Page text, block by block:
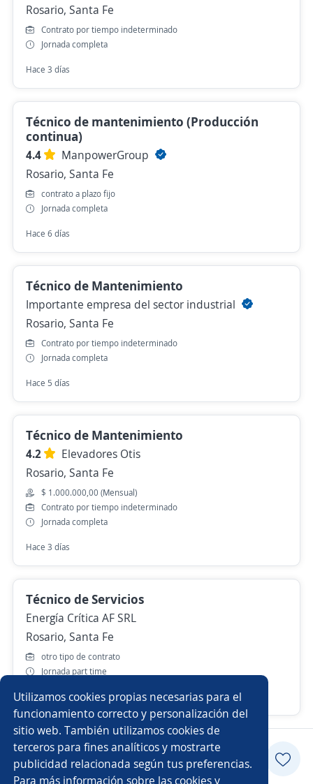
Utilizamos cookies propias necesarias para el
funcionamiento correcto y personalización del
sitio web. También utilizamos cookies de
terceros para fines analíticos y mostrarte
publicidad relacionada según tus preferencias.
Para más información sobre las cookies y
Rosario, Santa Fe
Contrato por tiempo indeterminado
Jornada completa
Hace 3 días
Técnico de mantenimiento (Producción
continua)
4.4
ManpowerGroup
Rosario, Santa Fe
contrato a plazo fijo
Jornada completa
Hace 6 días
Técnico de Mantenimiento
Importante empresa del sector industrial
Rosario, Santa Fe
Contrato por tiempo indeterminado
Jornada completa
Hace 5 días
Técnico de Mantenimiento
4.2
Elevadores Otis
Rosario, Santa Fe
$ 1.000.000,00 (Mensual)
Contrato por tiempo indeterminado
Jornada completa
Hace 3 días
Técnico de Servicios
Energía Crítica AF SRL
Rosario, Santa Fe
otro tipo de contrato
Jornada part time
Más de 30 días
Postularme